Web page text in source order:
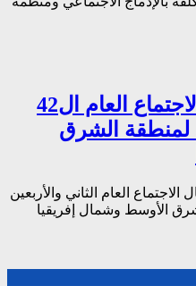
الرباط تحتضن أشغال الاجتماع العام ال42
لمنطقة الشرق
الاجتماع العام الثاني والأربعين
الأوسط وشمال إفريقيا